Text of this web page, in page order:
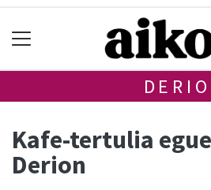
DERIO
Kafe-tertulia
Derion